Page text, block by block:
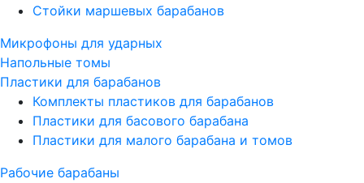
Стойки маршевых барабанов
Микрофоны для ударных
Напольные томы
Пластики для барабанов
Комплекты пластиков для барабанов
Пластики для басового барабана
Пластики для малого барабана и томов
Рабочие барабаны